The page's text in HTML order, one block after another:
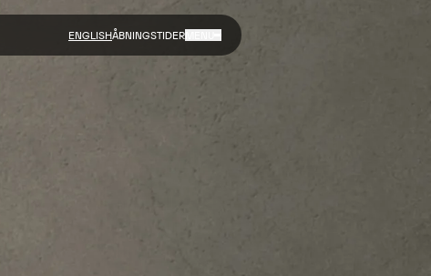
ENGLISHÅBNINGSTIDER